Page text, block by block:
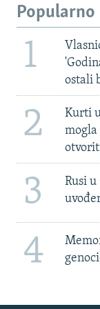
Popularno
1
ostali
2
Kurti
3
Rusi
4